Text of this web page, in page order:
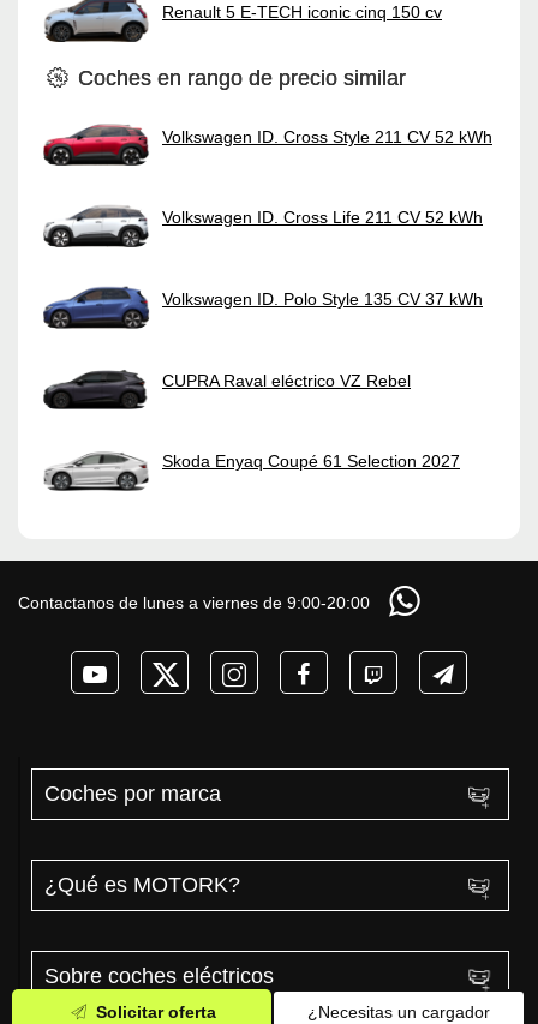
Solicitar oferta ¿Necesitas un cargador
Renault 5 E-TECH iconic cinq 150 cv
Coches en rango de precio similar
Volkswagen ID. Cross Style 211 CV 52 kWh
Volkswagen ID. Cross Life 211 CV 52 kWh
Volkswagen ID. Polo Style 135 CV 37 kWh
CUPRA Raval eléctrico VZ Rebel
Skoda Enyaq Coupé 61 Selection 2027
Contactanos de lunes a viernes de 9:00-20:00
Coches por marca
¿Qué es MOTORK?
Sobre coches eléctricos